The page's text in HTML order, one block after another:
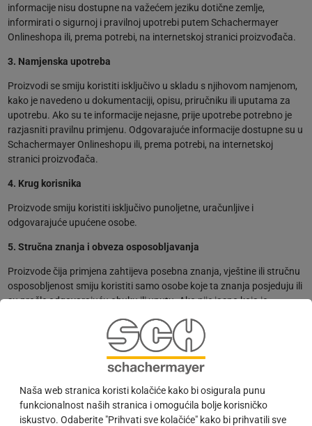
Naša web stranica koristi kolačiće kako bi osigurala punu
funkcionalnost naših stranica i omogućila bolje korisničko
iskustvo. Odaberite "Prihvati sve kolačiće" kako bi prihvatili sve
informacije nisu dostupne na važećem jeziku dotične zemlje,
informirati o sigurnoj i pravilnoj upotrebi putem Schachermayer
Onlineshopa ili, prema potrebi, na internetskoj stranici proizvođača.
3. Namjenska upotreba
Proizvodi se smiju koristiti isključivo u skladu s njihovom namjenom,
kako je navedeno u dokumentaciji, opisu, priručniku ili uputama za
upotrebu. Ako su te informacije nejasne, prije upotrebe potrebno je
razjasniti pravilnu primjenu. Odgovarajuće informacije dostupne su u
Schachermayer Onlineshopu ili, prema potrebi, na internetskoj
stranici proizvođača.
4. Krug korisnika
Proizvode smiju koristiti isključivo punoljetne, uračunljive i
odgovarajuće upućene osobe.
5. Stručna znanja i obveza osposobljavanja
Proizvode čija primjena zahtijeva posebna znanja, vještine ili stručnu
osposobljenost smiju koristiti samo osobe koje ta znanja posjeduju ili
su prošle odgovarajuću obuku ili uputu. Ako nije jasno koja je
Onlineshopu ili, prema potrebi, na internetskoj stranici proizvođača.
6. Skladištenje i transport
transportovati na pravilan, siguran i zakonski usklađen način.
Proizvodi se trebaju skladištiti isključivo u originalnoj ambalaži
odnosno originalnom pakiranju. Prilikom transporta i skladištenja